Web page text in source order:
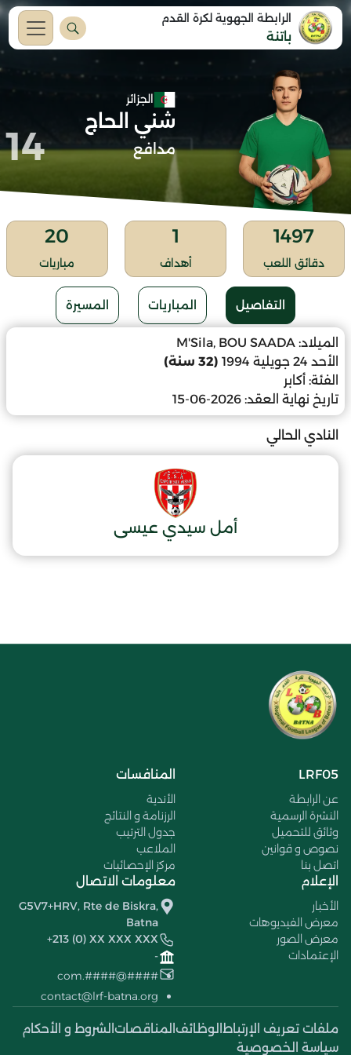
الرابطة الجهوية لكرة القدم
باتنة
الجزائر
شني الحاج
مدافع 14
1497
دقائق اللعب
1
أهداف
20
مباريات
التفاصيل المباريات المسيرة
الميلاد: M'Sila, BOU SAADA
الأحد 24 جويلية 1994
(32 سنة)
الفئة: أكابر
تاريخ نهاية العقد: 2026-06-15
النادي الحالي
أمل سيدي عيسى
LRF05
عن الرابطة
النشرة الرسمية
وثائق للتحميل
نصوص و قوانين
اتصل بنا
المنافسات
الأندية
الرزنامة و النتائج
جدول الترتيب
الملاعب
مركز الإحصائيات
الإعلام
الأخبار
معرض الفيديوهات
معرض الصور
الإعتمادات
معلومات الاتصال
G5V7+HRV, Rte de Biskra,
Batna
+213 (0) XX XXX XXX
-
####@####.com
contact@lrf-batna.org
ملفات تعريف الإرتباط الوظائف المناقصات الشروط و الأحكام
سياسة الخصوصية